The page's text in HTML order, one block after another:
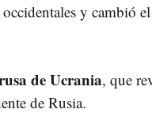
y cambió
de Ucrania, que
de Rusia.